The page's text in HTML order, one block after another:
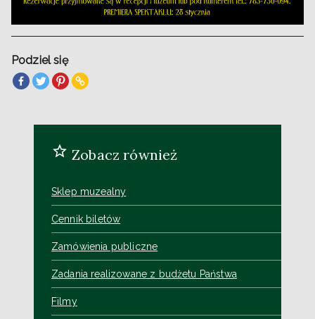
Podziel się
Zobacz również
Sklep muzealny
Cennik biletów
Zamówienia publiczne
Zadania realizowane z budżetu Państwa
Filmy